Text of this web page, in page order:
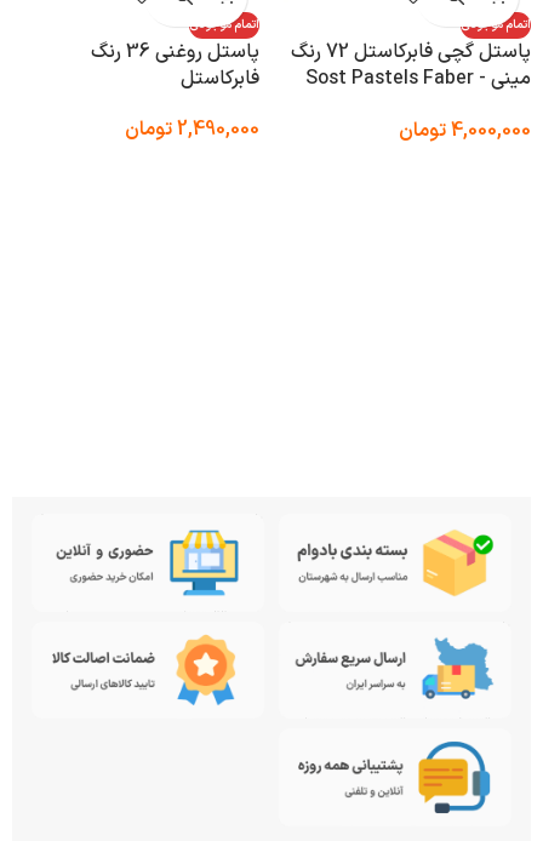
اتمام موجودی
پاستل گچی فابرکاستل 72 رنگ
مینی Sost Pastels Faber -
4,000,000تومان
اتمام موجودی
پاستل روغنی 36 رنگ
فابرکاستل
2,490,000تومان